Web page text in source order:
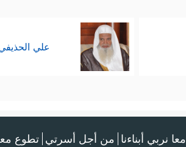
علي
معا نربي أبناءنا من أجل أسرتي تطوع